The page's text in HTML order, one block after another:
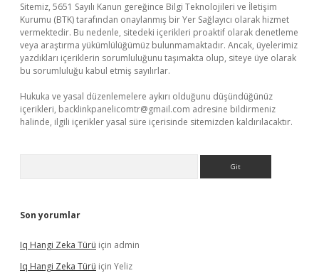
Sitemiz, 5651 Sayılı Kanun gereğince Bilgi Teknolojileri ve İletişim
Kurumu (BTK) tarafından onaylanmış bir Yer Sağlayıcı olarak hizmet
vermektedir. Bu nedenle, sitedeki içerikleri proaktif olarak denetleme
veya araştırma yükümlülüğümüz bulunmamaktadır. Ancak, üyelerimiz
yazdıkları içeriklerin sorumluluğunu taşımakta olup, siteye üye olarak
bu sorumluluğu kabul etmiş sayılırlar.
Hukuka ve yasal düzenlemelere aykırı olduğunu düşündüğünüz
içerikleri, backlinkpanelicomtr@gmail.com adresine bildirmeniz
halinde, ilgili içerikler yasal süre içerisinde sitemizden kaldırılacaktır.
Son yorumlar
Iq Hangi Zeka Türü için admin
Iq Hangi Zeka Türü için Yeliz